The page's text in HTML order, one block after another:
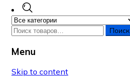
Поиск
Menu
Skip to content